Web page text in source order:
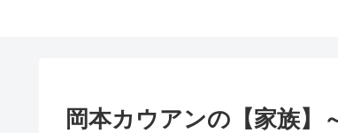
岡本カウアンの【家族】